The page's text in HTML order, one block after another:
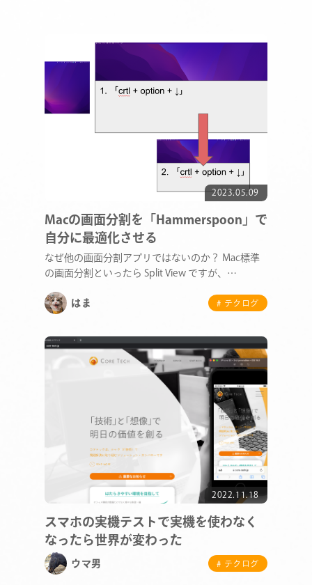
2023.05.09
Macの画面分割を「Hammerspoon」で
自分に最適化させる
なぜ他の画面分割アプリではないのか？ Mac標準
の画面分割といったら Split View ですが、…
はま # テクログ
2022.11.18
スマホの実機テストで実機を使わなく
なったら世界が変わった
ウマ男 # テクログ